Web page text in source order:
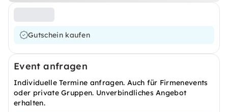
Gutschein kaufen
Event anfragen
Individuelle Termine anfragen. Auch für Firmenevents
oder private Gruppen. Unverbindliches Angebot
erhalten.